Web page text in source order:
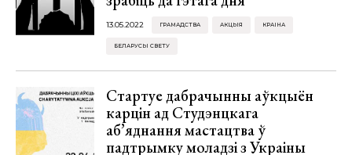
13.05.2022 ГРАМАДСТВА АКЦЫЯ КРАІНА
БЕЛАРУСЫ СВЕТУ
Стартуе дабрачынны аўкцыён
карцін ад Студэнцкага
аб’яднання мастацтва ў
падтрымку моладзі з Украіны